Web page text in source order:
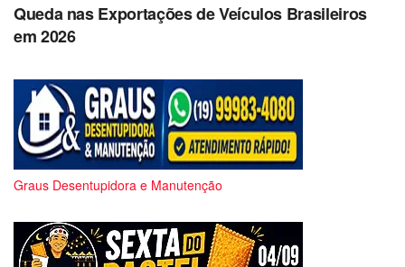
Queda nas Exportações de Veículos Brasileiros
em 2026
Graus Desentupidora e Manutenção